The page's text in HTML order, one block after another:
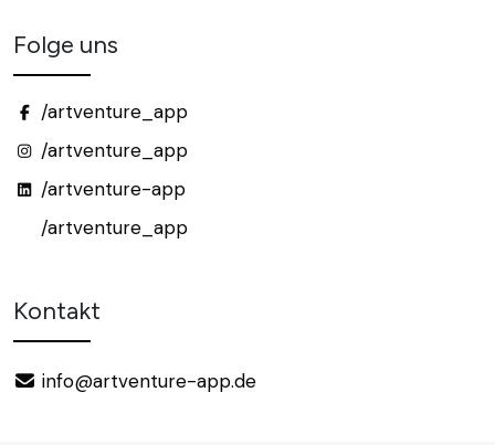
Folge uns
/artventure_app
/artventure_app
/artventure-app
/artventure_app
Kontakt
info@artventure-app.de